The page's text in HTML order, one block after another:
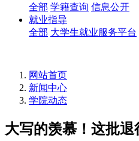
全部 学籍查询 信息公开
就业指导
全部 大学生就业服务平台
网站首页
新闻中心
学院动态
大写的羡慕！这批